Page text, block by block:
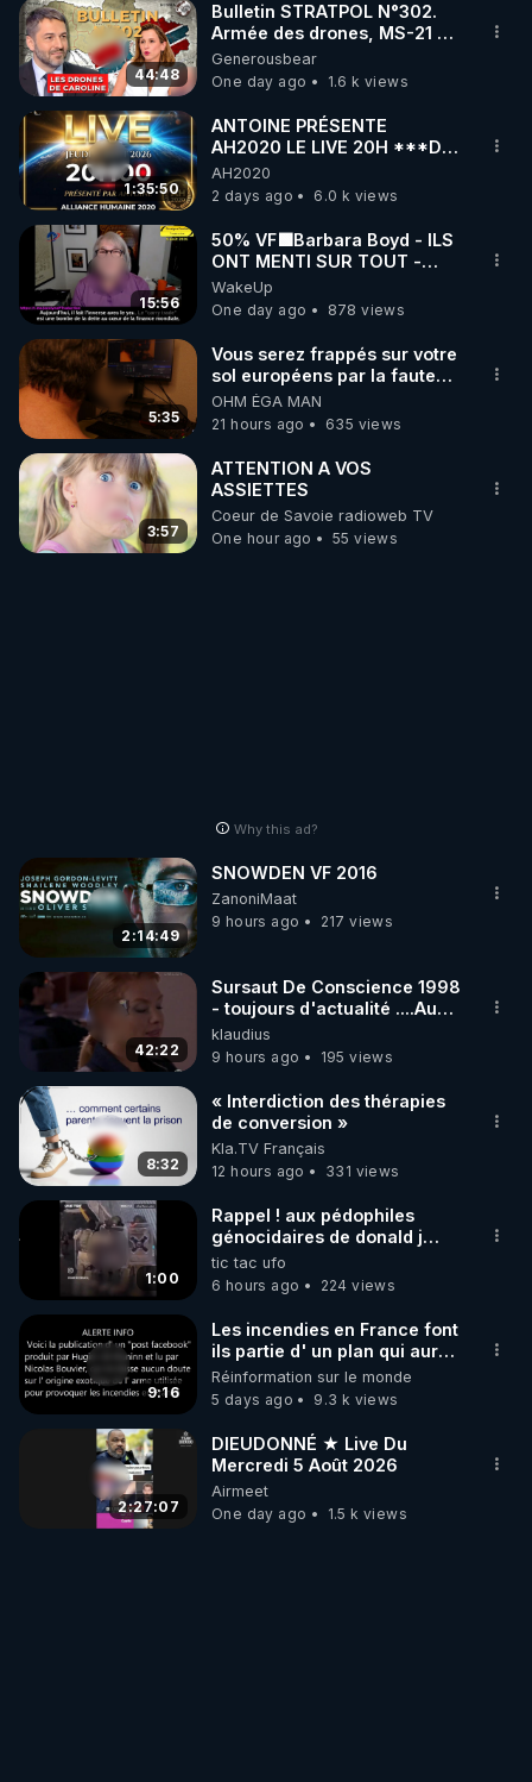
44:48
Bulletin STRATPOL N°302.
Armée des drones, MS-21 en
série, missiles coréens.
07.08.2026.
Generousbear
One day ago
1.6 k views
1:35:50
ANTOINE PRÉSENTE
AH2020 LE LIVE 20H ***DU
06/08/2026***
AH2020
2 days ago
6.0 k views
15:56
50% VF🟩Barbara Boyd - ILS
ONT MENTI SUR TOUT -
Jocelyne Traduction
WakeUp
One day ago
878 views
5:35
Vous serez frappés sur votre
sol européens par la faute
des dirigeants qui s'en
mettent dans le nez
OHM ÉGA MAN
21 hours ago
635 views
3:57
ATTENTION A VOS
ASSIETTES
Coeur de Savoie radioweb TV
One hour ago
55 views
Why this ad?
2:14:49
SNOWDEN VF 2016
ZanoniMaat
9 hours ago
217 views
42:22
Sursaut De Conscience 1998
- toujours d'actualité ....Au
Dela Du Réel
klaudius
9 hours ago
195 views
8:32
« Interdiction des thérapies
de conversion »
Kla.TV Français
12 hours ago
331 views
1:00
Rappel ! aux pédophiles
génocidaires de donald j
trump et ses supporters
trumpistes 424et 666.
tic tac ufo
6 hours ago
224 views
9:16
Les incendies en France font
ils partie d' un plan qui aurait
débuté le 11 septembre 2001
?
Réinformation sur le monde
5 days ago
9.3 k views
2:27:07
DIEUDONNÉ ★ Live Du
Mercredi 5 Août 2026
Airmeet
One day ago
1.5 k views